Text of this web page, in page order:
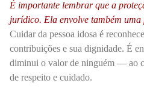
É importante lembrar que a
jurídico. Ela envolve também uma
Cuidar da pessoa idosa é
contribuições e sua dignidade. É
diminui o valor de ninguém — ao
de respeito e cuidado.